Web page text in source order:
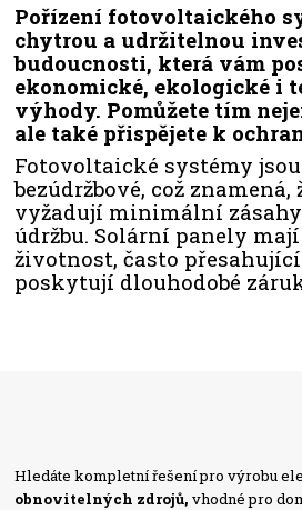
Pořízení fotovoltaického
chytrou a udržitelnou
budoucnosti, která vám
ekonomické, ekologické i
výhody. Pomůžete tím
ale také přispějete k
Fotovoltaické systémy
bezúdržbové, což
vyžadují minimální
údržbu. Solární panely
životnost, často
poskytují dlouhodobé
Hledáte kompletní řešení pro výrobu
obnovitelných zdrojů, vhodné pro